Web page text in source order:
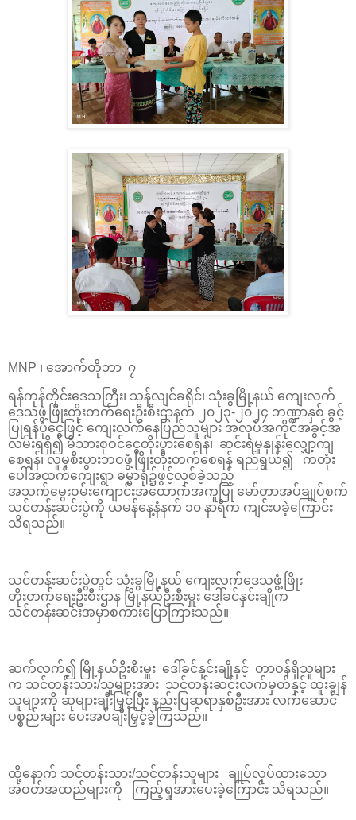
MNP ၊ အောက်တိုဘာ ၇
ရန်ကုန်တိုင်းဒေသကြီး‌၊ သန်လျင်ခရိုင်၊ သုံးခွမြို့နယ် ကျေးလက်
ဒေသဖွံ့ဖြိုးတိုးတက်ရေးဦးစီးဌာနက ၂၀၂၃-၂၀၂၄ ဘဏ္ဍာနှစ် ခွင့်
ပြုရန်ပုံငွေဖြင့် ကျေးလက်နေပြည်သူများ အလုပ်အကိုင်အခွင့်အ
လမ်းရရှိ၍ မိသားစုဝင်ငွေတိုးပွားစေရန်၊ ဆင်းရဲမှုနှုန်းလျှော့ကျ
စေရန်၊ လူမှုစီးပွားဘဝဖွံ့ဖြိုးတိုးတက်‌စေရန် ရည်ရွယ်၍ ‌‌ ကတုံး
ပေါ်အထက်ကျေးရွာ ဓမ္မာရုံ၌ဖွင့်လှစ်ခဲ့သည့်
အသက်မွေးဝမ်းကျောင်းအထောက်အကူပြု မော်တာအပ်ချုပ်စက်
သင်တန်းဆင်းပွဲကို ယမန်နေ့​နံနက် ၁၀ နာရီက ကျင်းပခဲ့ကြောင်း
သိရသည်။
သင်တန်းဆင်းပွဲတွင် သုံးခွမြို့နယ် ကျေးလက်ဒေသဖွံ့ဖြိုး
တိုးတက်ရေးဦးစီးဌာန မြို့နယ်ဦးစီးမှူး ဒေါ်ခင်နှင်းချိုက
သင်တန်းဆင်းအမှာစကားပြောကြားသည်။
ဆက်လက်၍ မြို့နယ်ဦးစီးမှူး ဒေါ်ခင်နှင်းချိုနှင့် တာဝန်ရှိသူများ
က သင်တန်းသား/သူများအား သင်တန်းဆင်းလက်မှတ်နှင့် ထူးချွန်
သူများကို ဆုများချီးမြှင့်ပြီး နည်းပြဆရာနှစ်ဦးအား လက်ဆောင်
ပစ္စည်းများ ပေးအပ်ချီးမြှင့်ခဲ့ကြသည်။
ထို့နောက် သင်တန်းသား/သင်တန်းသူများ ချုပ်လုပ်ထားသော
အဝတ်အထည်များကို ကြည့်ရှုအား‌ပေးခဲ့ကြောင်း သိရသည်။